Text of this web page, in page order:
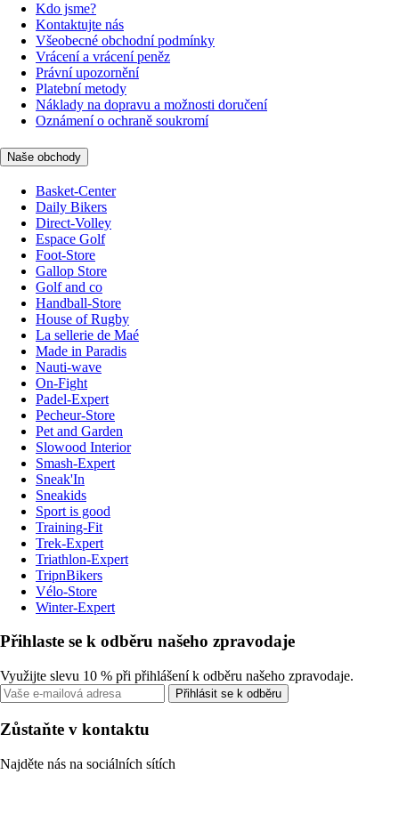
Kdo jsme?
Kontaktujte nás
Všeobecné obchodní podmínky
Vrácení a vrácení peněz
Právní upozornění
Platební metody
Náklady na dopravu a možnosti doručení
Oznámení o ochraně soukromí
Naše obchody
Basket-Center
Daily Bikers
Direct-Volley
Espace Golf
Foot-Store
Gallop Store
Golf and co
Handball-Store
House of Rugby
La sellerie de Maé
Made in Paradis
Nauti-wave
On-Fight
Padel-Expert
Pecheur-Store
Pet and Garden
Slowood Interior
Smash-Expert
Sneak'In
Sneakids
Sport is good
Training-Fit
Trek-Expert
Triathlon-Expert
TripnBikers
Vélo-Store
Winter-Expert
Přihlaste se k odběru našeho zpravodaje
Využijte slevu 10 % při přihlášení k odběru našeho zpravodaje.
Přihlásit se k odběru
Zůstaňte v kontaktu
Najděte nás na sociálních sítích